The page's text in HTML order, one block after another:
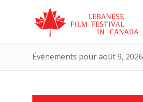
Évènements pour août 9, 2026